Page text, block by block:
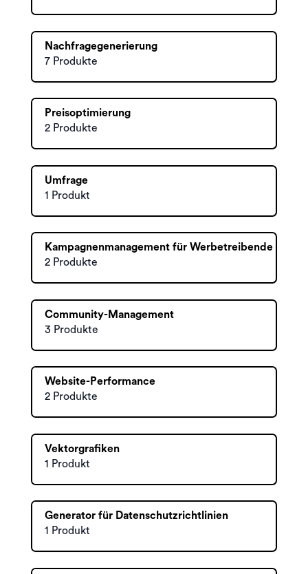
Nachfragegenerierung
7 Produkte
Preisoptimierung
2 Produkte
Umfrage
1 Produkt
Kampagnenmanagement für Werbetreibende
2 Produkte
Community-Management
3 Produkte
Website-Performance
2 Produkte
Vektorgrafiken
1 Produkt
Generator für Datenschutzrichtlinien
1 Produkt